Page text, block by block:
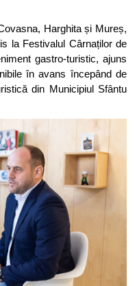
Harghita și Mureș,
la Festivalul Cârnaților de
gastro-turistic, ajuns
în avans începând de
din Municipiul Sfântu